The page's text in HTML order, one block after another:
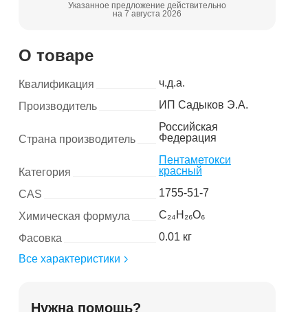
Указанное предложение действительно
на 7 августа 2026
О товаре
Квалификация
ч.д.а.
Производитель
ИП Садыков Э.А.
Страна производитель
Российская
Федерация
Категория
Пентаметокси
красный
CAS
1755-51-7
Химическая формула
C₂₄H₂₆O₆
Фасовка
0.01 кг
Все характеристики
Нужна помощь?